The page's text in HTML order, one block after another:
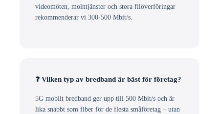
videomöten, molntjänster och stora filöverföringar
rekommenderar vi 300-500 Mbit/s.
❓ Vilken typ av bredband är bäst för företag?
5G mobilt bredband ger upp till 500 Mbit/s och är
lika snabbt som fiber för de flesta småföretag – utan